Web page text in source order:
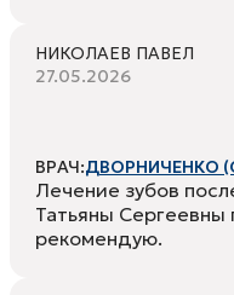
НИКОЛАЕВ ПАВЕЛ
27.05.2026
ВРАЧ:ДВОРНИЧЕНКО
Лечение зубов
Татьяны
рекомендую.